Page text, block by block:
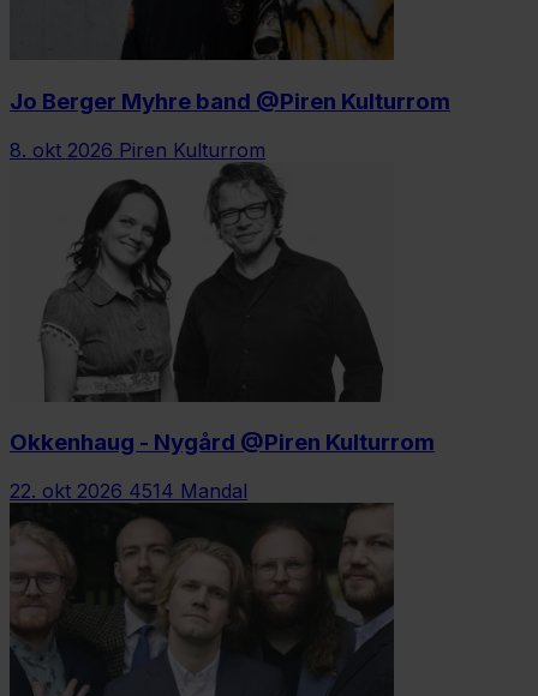
Jo Berger Myhre band @Piren Kulturrom
8. okt 2026 Piren Kulturrom
Okkenhaug - Nygård @Piren Kulturrom
22. okt 2026 4514 Mandal